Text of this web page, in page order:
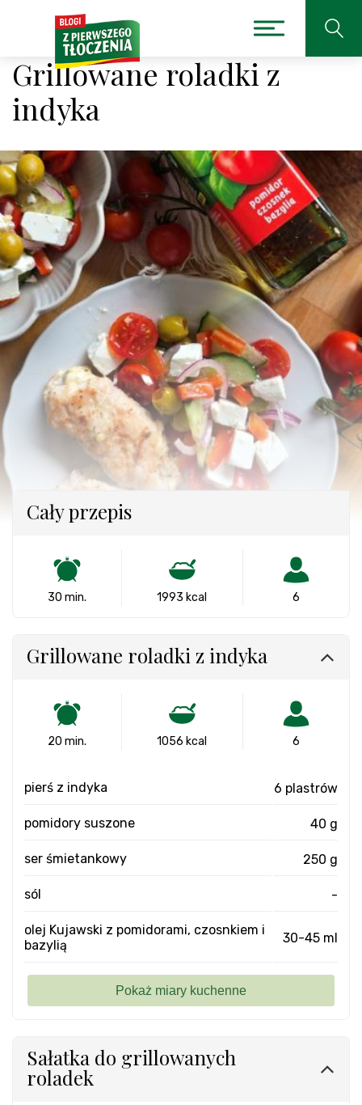
Grillowane roladki z
indyka
Cały przepis
30 min. 1993 kcal 6
Grillowane roladki z indyka
20 min. 1056 kcal 6
pierś z indyka 6 plastrów
pomidory suszone 40 g
ser śmietankowy 250 g
sól -
olej Kujawski z pomidorami, czosnkiem i
bazylią
30-45 ml
Sałatka do grillowanych
roladek